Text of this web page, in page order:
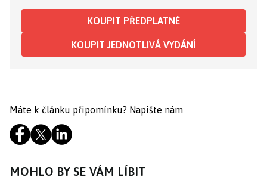
KOUPIT PŘEDPLATNÉ
KOUPIT JEDNOTLIVÁ VYDÁNÍ
Máte k článku připomínku? Napište nám
MOHLO BY SE VÁM LÍBIT